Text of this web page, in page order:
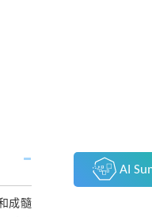
成髓
AI